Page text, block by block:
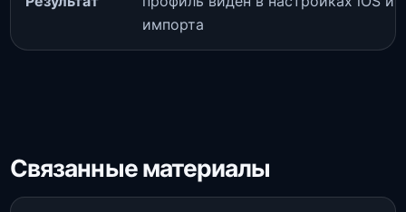
импорта
Связанные материалы